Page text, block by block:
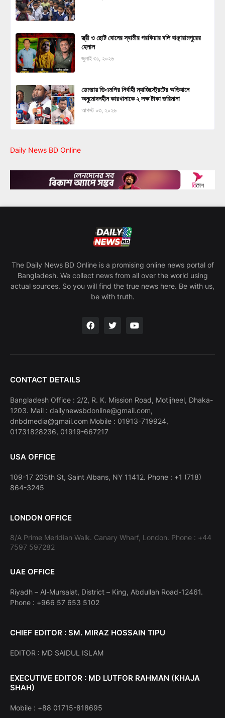
স্ত্রী ও ছোট বোনের স্বামীর পরকিয়ার বলি বাঞ্ছারামপুরের
হেলাল
জুলাই ৩১, ২০২৬
ডেমরায় ডিএমপির নির্বাহী ম্যাজিস্ট্রেটের অভিযানে
অনুমোদনহীন কারখানাকে ২ লক্ষ টাকা জরিমানা
আগস্ট ০৩, ২০২৬
Daily News BD Online
The Daily News BD Online is a promising online news portal of
Bangladesh. We collect news from all over the world using
actual sources. So you will find the true news here. Be with us,
be with truth.
CONTACT DETAILS
Bangladesh Office : 2/2, R. K. Mission Road, Motijheel, Dhaka-
1203. Mail : dailynewsbdonline@gmail.com,
dnbdmedia@gmail.com Mobile : 01913-719924,
01731828236, 01919-667217
USA OFFICE
109-17 205th St, Saint Albans, NY 11412. Phone : +1 (718)
864-3245
LONDON OFFICE
8/A Prime Meridian Walk. Canary Wharf, London. Phone : +44
7597 597282
UAE OFFICE
Riyadh – Al-Mursalat, District – King, Abdullah Road-12461.
Phone : +966 57 653 5102
CHIEF EDITOR : SM. MIRAZ HOSSAIN TIPU
EDITOR : MD SAIDUL ISLAM
EXECUTIVE EDITOR : MD LUTFOR RAHMAN (KHAJA
SHAH)
Mobile : +88 01715-818695